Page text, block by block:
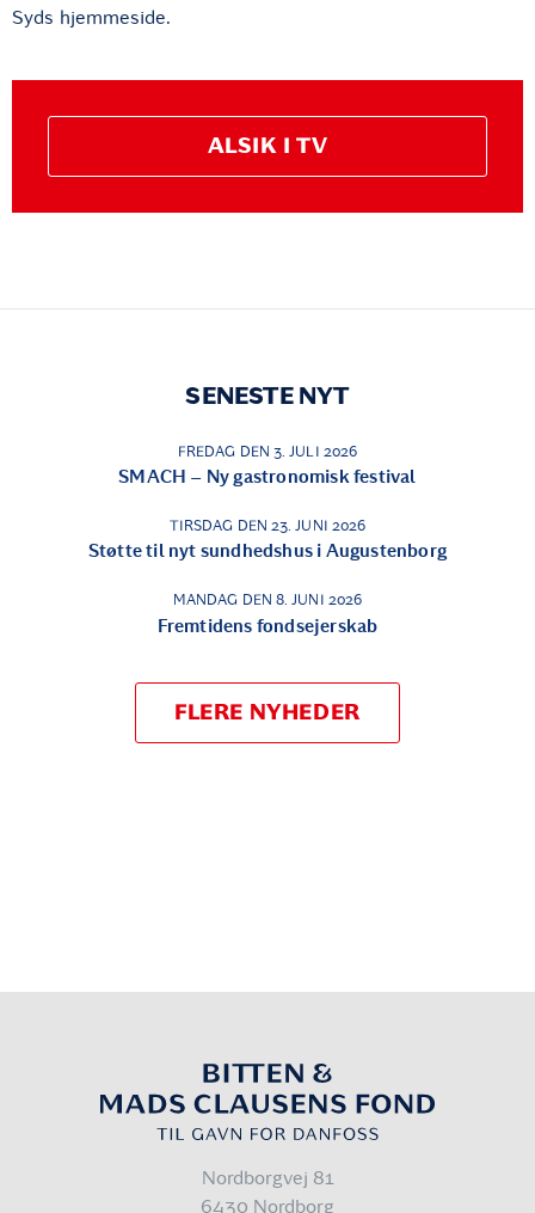
Syds hjemmeside.
ALSIK I TV
SENESTE NYT
FREDAG DEN 3. JULI 2026
SMACH – Ny gastronomisk festival
TIRSDAG DEN 23. JUNI 2026
Støtte til nyt sundhedshus i Augustenborg
MANDAG DEN 8. JUNI 2026
Fremtidens fondsejerskab
FLERE NYHEDER
Nordborgvej 81
6430 Nordborg